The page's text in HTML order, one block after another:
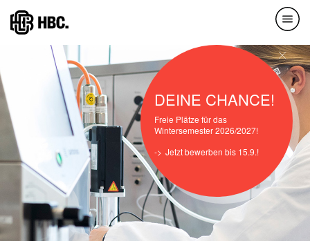
Direkt
zum
DEINE CHANCE!
Freie Plätze für das
Wintersemester 2026/2027!
Jetzt bewerben bis 15.9.!